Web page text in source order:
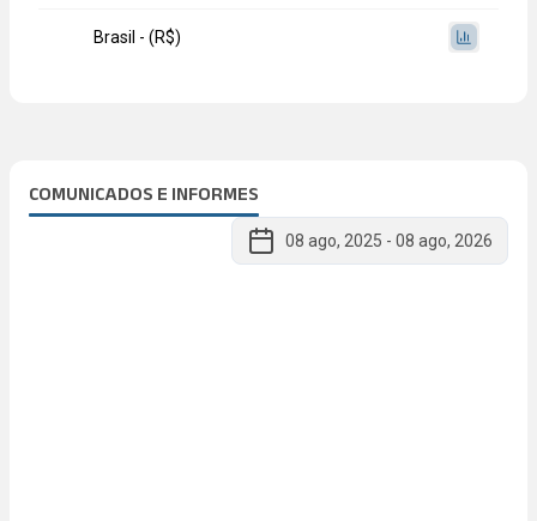
Brasil - (R$)
COMUNICADOS E INFORMES
08 ago, 2025 - 08 ago, 2026